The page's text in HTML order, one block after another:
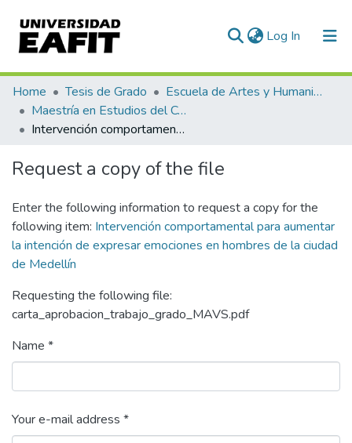
Log In (current)
Communities & Collections
All of DSpace
Home Tesis de Grado
Escuela de Artes y Humanidades
Maestría en Estudios del Comportamiento (tesis)
Intervención comportamental para aumentar la intención de expresar emociones en hombres de la ciudad de Medellín
Request a copy of the file
Enter the following information to request a copy for the
following item: Intervención comportamental para aumentar
la intención de expresar emociones en hombres de la ciudad
de Medellín
Requesting the following file:
carta_aprobacion_trabajo_grado_MAVS.pdf
Name *
Your e-mail address *